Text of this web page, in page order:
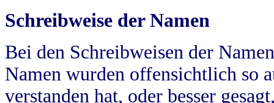
Schreibweise der Namen
Bei den Schreibweisen der
Namen wurden offensichtlich so
verstanden hat, oder besser